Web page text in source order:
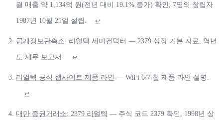
결 매출 약 1,134억 원(전년 대비 19.1% 증가) 확인; 7명의 창립자
1987년 10월 21일 설립. ↩
공개정보관측소: 리얼텍 세미컨덕터 — 2379 상장 기본 자료, 역년
도 재무 보고서. ↩
리얼텍 공식 웹사이트 제품 라인 — WiFi 6/7 칩 제품 라인 설명.
↩
대만 증권거래소: 2379 리얼텍 — 주식 코드 2379 확인, 1998년 상